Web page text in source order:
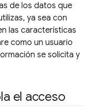
de los datos que
ya sea con
las características
como un usuario
se solicita y
el acceso